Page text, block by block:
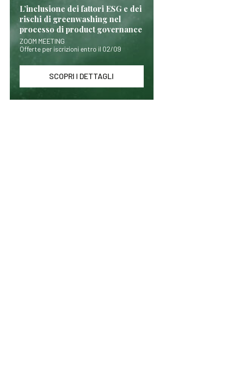
L’inclusione dei fattori ESG e dei
rischi di greenwashing nel
processo di product governance
ZOOM MEETING
Offerte per iscrizioni entro il 02/09
SCOPRI I DETTAGLI